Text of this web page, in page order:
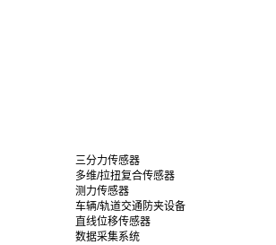
三分力传感器
多维/拉扭复合传感器
测力传感器
车辆/轨道交通防夹设备
直线位移传感器
数据采集系统